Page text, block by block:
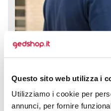
Questo sito web utilizza i
Utilizziamo i cookie per
annunci, per fornire